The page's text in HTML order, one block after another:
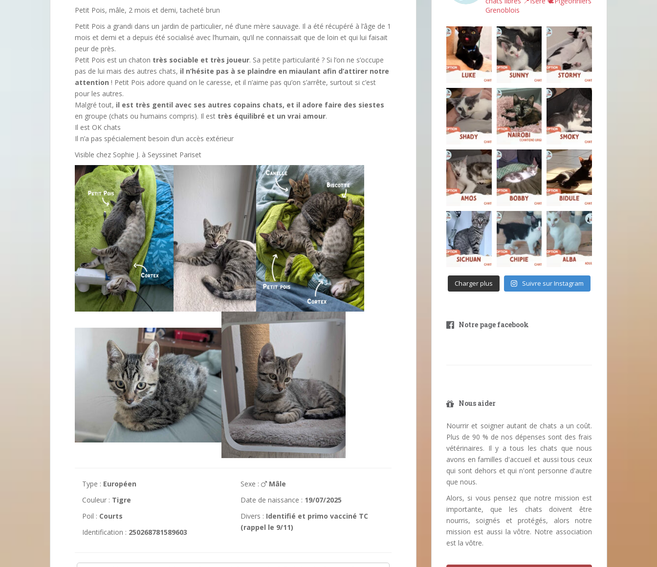
Petit Pois, mâle, 2 mois et demi, tacheté brun
Petit Pois a grandi dans un jardin de particulier, né d’une mère sauvage. Il a été récupéré à l’âge de 1
mois et demi et a depuis été socialisé avec l’humain, qu’il ne connaissait que de loin et qui lui faisait
peur de près.
Petit Pois est un chaton très sociable et très joueur. Sa petite particularité ? Si l’on ne s’occupe
pas de lui mais des autres chats, il n’hésite pas à se plaindre en miaulant afin d’attirer notre
attention ! Petit Pois adore quand on le caresse, et il n’aime pas qu’on s’arrête, surtout si c’est
pour les autres.
Malgré tout, il est très gentil avec ses autres copains chats, et il adore faire des siestes
en groupe (chats ou humains compris). Il est très équilibré et un vrai amour.
Il est OK chats
Il n’a pas spécialement besoin d’un accès extérieur
Visible chez Sophie J. à Seyssinet Pariset
Type : Européen
Couleur : Tigre
Poil : Courts
Identification : 250268781589603
Sexe :
Mâle
Date de naissance : 19/07/2025
Divers : Identifié et primo vacciné TC
(rappel le 9/11)
Grenoblois
Charger plus Suivre sur Instagram
Notre page facebook
Nous aider
Nourrir et soigner autant de chats a un coût.
Plus de 90 % de nos dépenses sont des frais
vétérinaires. Il y a tous les chats que nous
avons en familles d'accueil et aussi tous ceux
qui sont dehors et qui n'ont personne d'autre
que nous.
Alors, si vous pensez que notre mission est
importante, que les chats doivent être
nourris, soignés et protégés, alors notre
mission est aussi la vôtre. Notre association
est la vôtre.